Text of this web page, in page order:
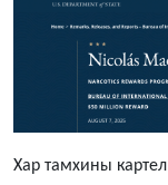
Хар тамхины